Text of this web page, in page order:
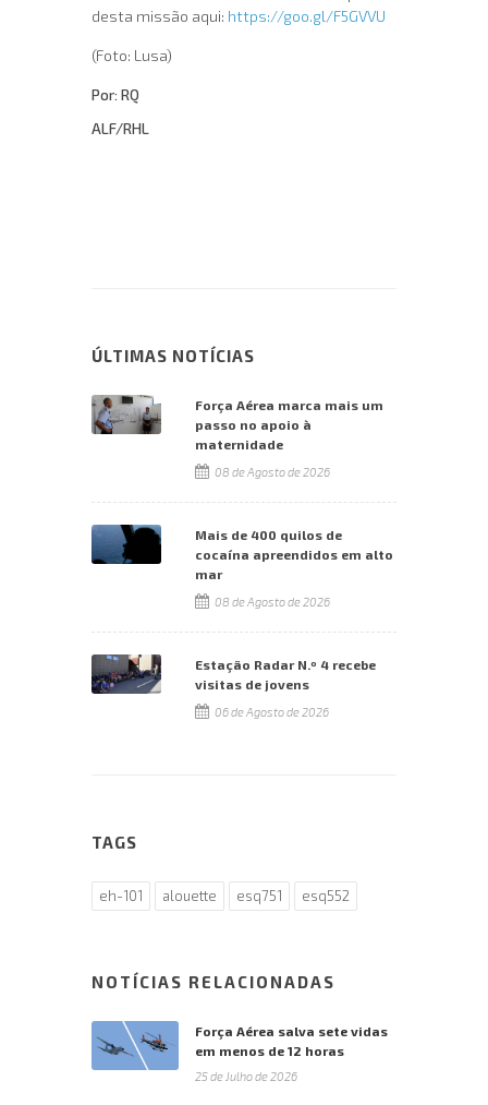
desta missão aqui: https://goo.gl/F5GVVU
(Foto: Lusa)
Por: RQ
ALF/RHL
ÚLTIMAS NOTÍCIAS
Força Aérea marca mais um
passo no apoio à
maternidade
08 de Agosto de 2026
Mais de 400 quilos de
cocaína apreendidos em alto
mar
08 de Agosto de 2026
Estação Radar N.º 4 recebe
visitas de jovens
06 de Agosto de 2026
TAGS
eh-101 alouette esq751 esq552
NOTÍCIAS RELACIONADAS
Força Aérea salva sete vidas
em menos de 12 horas
25 de Julho de 2026